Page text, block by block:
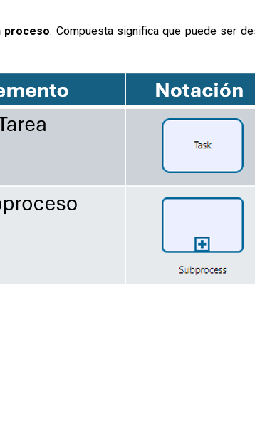
proceso. Compuesta significa que puede ser